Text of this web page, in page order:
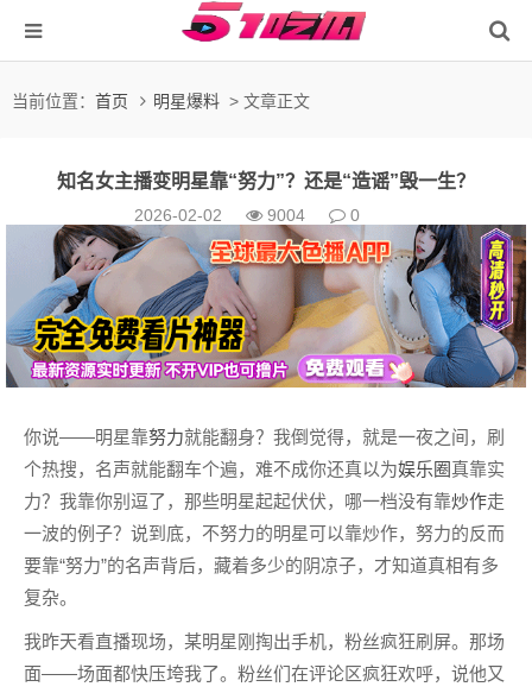
当前位置： 首页 明星爆料 > 文章正文
知名女主播变明星靠“努力”？还是“造谣”毁一生？
2026-02-02 9004 0
你说——明星靠努力就能翻身？我倒觉得，就是一夜之间，刷
个热搜，名声就能翻车个遍，难不成你还真以为娱乐圈真靠实
力？我靠你别逗了，那些明星起起伏伏，哪一档没有靠炒作走
一波的例子？说到底，不努力的明星可以靠炒作，努力的反而
要靠“努力”的名声背后，藏着多少的阴凉子，才知道真相有多
复杂。
我昨天看直播现场，某明星刚掏出手机，粉丝疯狂刷屏。那场
面——场面都快压垮我了。粉丝们在评论区疯狂欢呼，说他又